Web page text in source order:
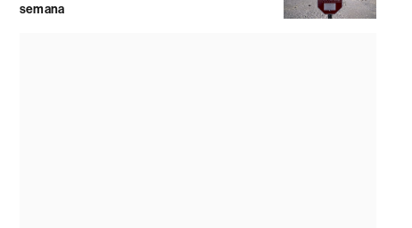
semana